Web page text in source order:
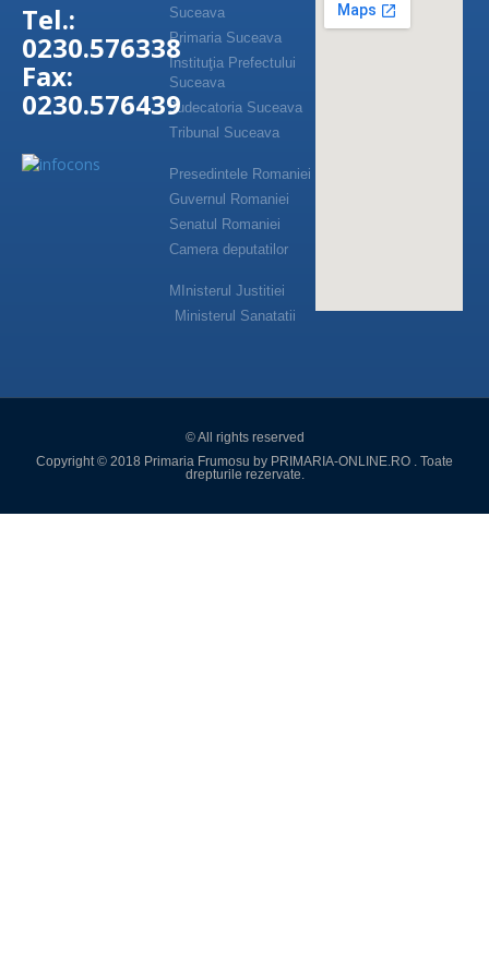
Tel.:
0230.576338
Fax:
0230.576439
Suceava
Primaria Suceava
Instituţia Prefectului
Suceava
Judecatoria Suceava
Tribunal Suceava
Presedintele Romaniei
Guvernul Romaniei
Senatul Romaniei
Camera deputatilor
MInisterul Justitiei
Ministerul Sanatatii
© All rights reserved
Copyright © 2018 Primaria Frumosu by PRIMARIA-ONLINE.RO . Toate
drepturile rezervate.